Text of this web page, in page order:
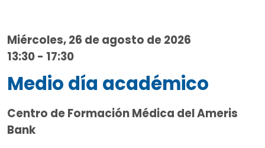
Miércoles, 26 de agosto de 2026
13:30 - 17:30
Medio día académico
Centro de Formación Médica del Ameris
Bank